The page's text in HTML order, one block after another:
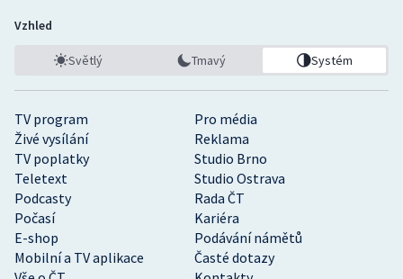
TV program
Pro média
Živé vysílání
Reklama
TV poplatky
Studio Brno
Teletext
Studio Ostrava
Podcasty
Rada ČT
Počasí
Kariéra
E-shop
Podávání námětů
Mobilní a TV aplikace
Časté dotazy
Vzhled
Světlý Tmavý Systém